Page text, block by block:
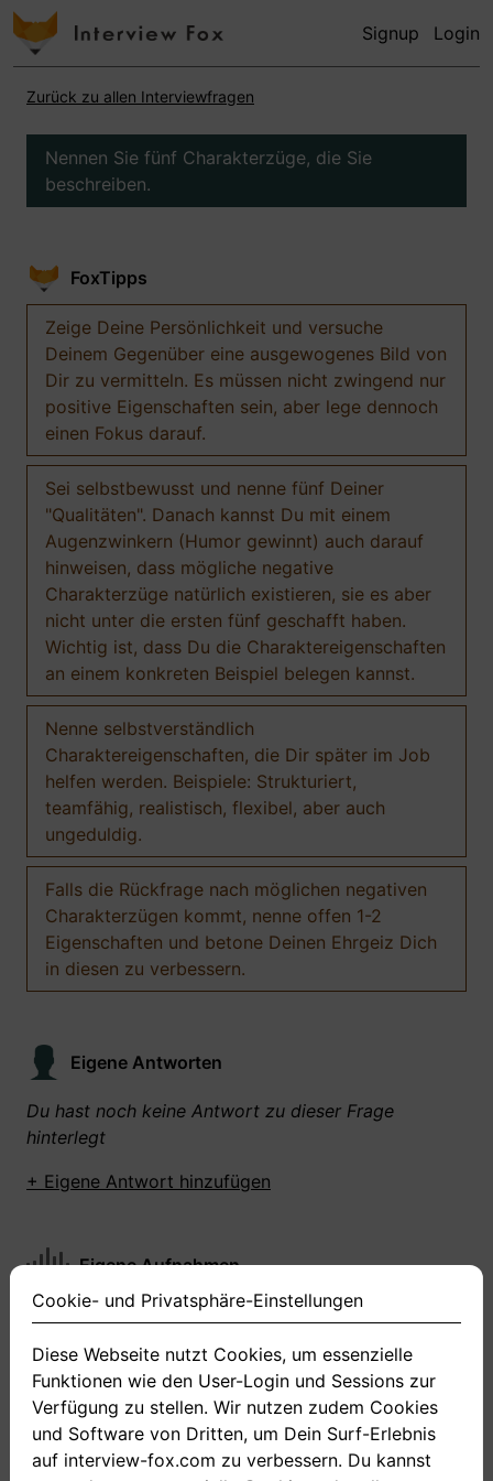
Signup Login
Zurück zu allen Interviewfragen
Nennen Sie fünf Charakterzüge, die Sie
beschreiben.
FoxTipps
Zeige Deine Persönlichkeit und versuche
Deinem Gegenüber eine ausgewogenes Bild von
Dir zu vermitteln. Es müssen nicht zwingend nur
positive Eigenschaften sein, aber lege dennoch
einen Fokus darauf.
Sei selbstbewusst und nenne fünf Deiner
"Qualitäten". Danach kannst Du mit einem
Augenzwinkern (Humor gewinnt) auch darauf
hinweisen, dass mögliche negative
Charakterzüge natürlich existieren, sie es aber
nicht unter die ersten fünf geschafft haben.
Wichtig ist, dass Du die Charaktereigenschaften
an einem konkreten Beispiel belegen kannst.
Nenne selbstverständlich
Charaktereigenschaften, die Dir später im Job
helfen werden. Beispiele: Strukturiert,
teamfähig, realistisch, flexibel, aber auch
ungeduldig.
Falls die Rückfrage nach möglichen negativen
Charakterzügen kommt, nenne offen 1-2
Eigenschaften und betone Deinen Ehrgeiz Dich
in diesen zu verbessern.
Eigene Antworten
Du hast noch keine Antwort zu dieser Frage
hinterlegt
+ Eigene Antwort hinzufügen
Eigene Aufnahmen
Du hast zu dieser Frage noch keine Antworten
+ Neue Antwort aufnehmen
Cookie- und Privatsphäre-Einstellungen
Diese Webseite nutzt Cookies, um essenzielle
Funktionen wie den User-Login und Sessions zur
Verfügung zu stellen. Wir nutzen zudem Cookies
und Software von Dritten, um Dein Surf-Erlebnis
auf interview-fox.com zu verbessern. Du kannst